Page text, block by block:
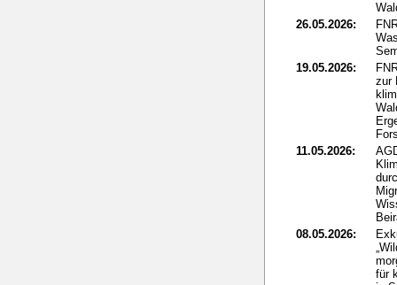
26.05.2026:
19.05.2026:
zur
11.05.2026:
08.05.2026:
für